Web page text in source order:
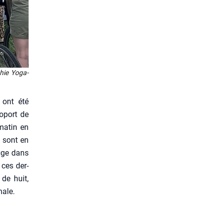
Yoga­
été
de
en
en
dans
ces der­
huit,